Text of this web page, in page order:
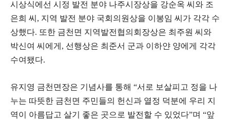
시상식에선 시정 발전 분야 나주시장상을 강순옥 씨와 조
은희 씨, 지역 발전 분야 국회의원상을 이봉임 씨가 각각 수
상했다. 또한 금천면 지역발전협의회장상은 최주원 씨와
박신여 씨에게, 선행상은 최준서 군과 이하얀 양에게 각각
수여됐다.
유지영 금천면장은 기념사를 통해 “서로 보살피고 정을 나
누는 따뜻한 금천면 주민들의 헌신과 열정 덕분에 우리 지
역이 아름답고 살기 좋은 곳으로 발전할 수 있었다”며 “앞